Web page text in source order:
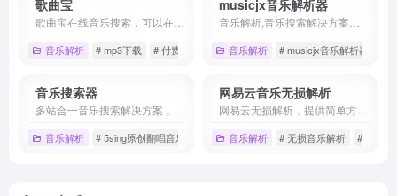
歌曲宝
音乐解析 # mp3下载 # 付费音乐免费下载 # 在线mp3下载网站
musicjx音乐解析器
音乐解析 # musicjx音乐解析器
音乐搜索器
音乐解析 # 5sing原创翻唱音乐 # QQ音乐 # 一听音乐
网易云音乐无损解析
音乐解析 # 无损音乐解析 # 网易